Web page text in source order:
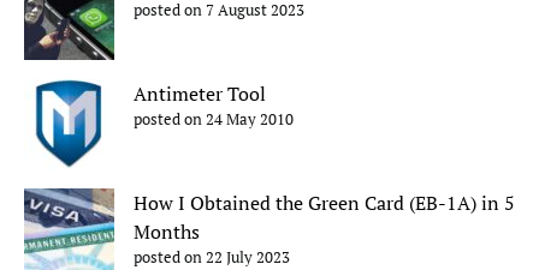
posted on 7 August 2023
Antimeter Tool
posted on 24 May 2010
How I Obtained the Green Card (EB-1A) in 5
Months
posted on 22 July 2023